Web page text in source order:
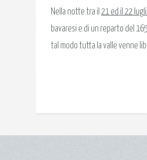
Nella notte tra il 21 ed il 22
bavaresi e di un reparto del
tal modo tutta la valle venne